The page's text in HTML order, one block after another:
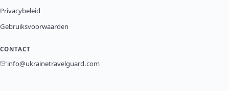
Privacybeleid
Gebruiksvoorwaarden
CONTACT
info@ukrainetravelguard.com